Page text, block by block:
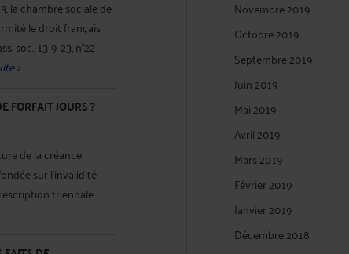
la chambre sociale de
le droit français
soc., 13-9-23, n°22-
>
FORFAIT JOURS ?
de la créance
sur l'invalidité
triennale
Novembre 2019
Octobre 2019
Septembre 2019
Juin 2019
Mai 2019
Avril 2019
Mars 2019
Février 2019
Janvier 2019
Décembre 2018